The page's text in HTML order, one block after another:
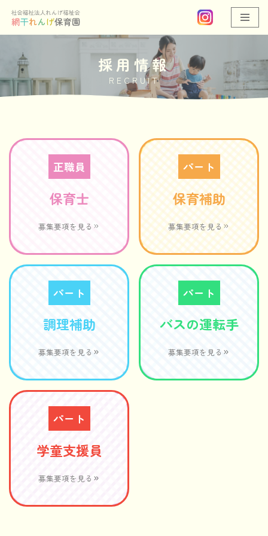
コ
ン
ッ
採用情報
RECRUIT
正職員
保育士
募集要項を見る
パート
保育補助
募集要項を見る
パート
調理補助
募集要項を見る
パート
バスの運転手
募集要項を見る
パート
学童支援員
募集要項を見る